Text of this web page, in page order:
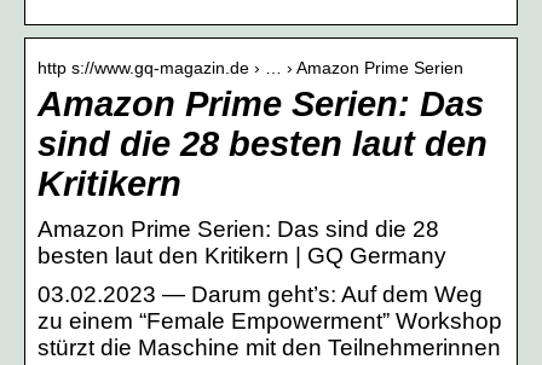
http s://www.gq-magazin.de › … › Amazon Prime Serien
Amazon Prime Serien: Das
sind die 28 besten laut den
Kritikern
Amazon Prime Serien: Das sind die 28
besten laut den Kritikern | GQ Germany
03.02.2023 — Darum geht’s: Auf dem Weg
zu einem “Female Empowerment” Workshop
stürzt die Maschine mit den Teilnehmerinnen